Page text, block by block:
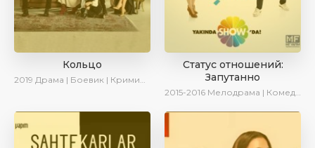
Кольцо
2019 Драма | Боевик | Криминал
Статус отношений:
Запутанно
2015-2016 Мелодрама | Комедия